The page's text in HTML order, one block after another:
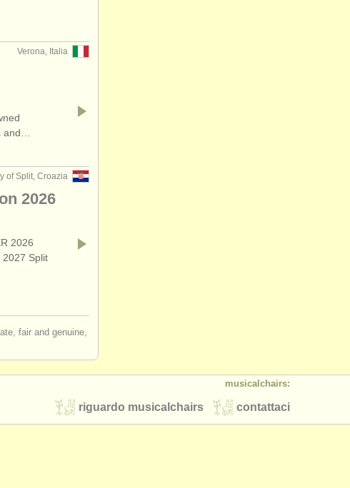
Verona, Italia
and…
of Split, Croazia
2026
2026
2027 Split
fair and genuine,
musicalchairs:
contattaci
riguardo musicalchairs